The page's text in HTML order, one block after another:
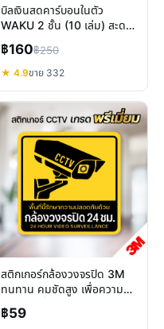
บิลเงินสดคาร์บอนในตัว
WAKU 2 ชั้น (10 เล่ม) สะดวก
สะอาด ทำไมธุรกิจต้องมี
฿160฿250
★ 4.9ขาย 332
สติกเกอร์กล้องวงจรปิด 3M
ทนทาน คมชัดสูง เพื่อความ
ปลอดภัยที่ยั่งยืน
฿59